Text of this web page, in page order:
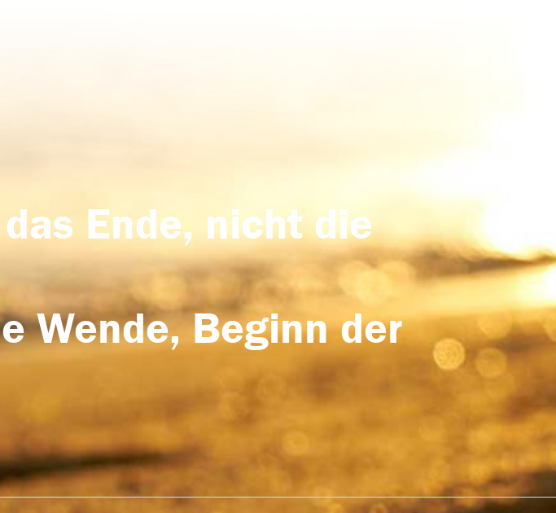
Ende, nicht die
Wende, Beginn der